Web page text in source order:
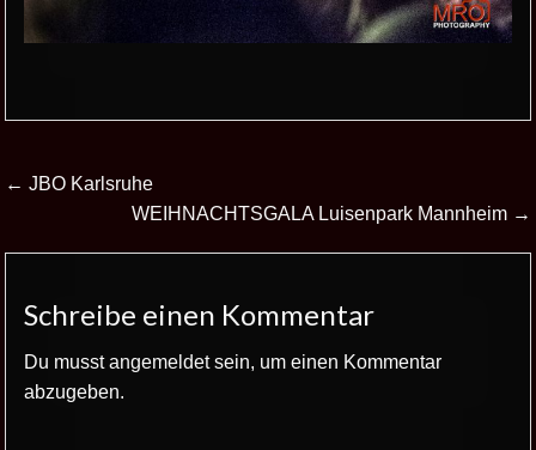
Beitrags-
Navigation
← JBO Karlsruhe
WEIHNACHTSGALA Luisenpark Mannheim →
Schreibe einen Kommentar
Du musstangemeldetsein, um einen Kommentar
abzugeben.